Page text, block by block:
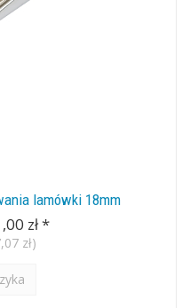
lamówki 18mm
zł*
zł)